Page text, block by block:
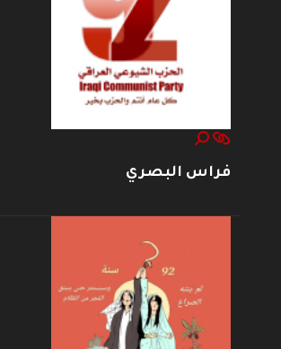
فراس البصري